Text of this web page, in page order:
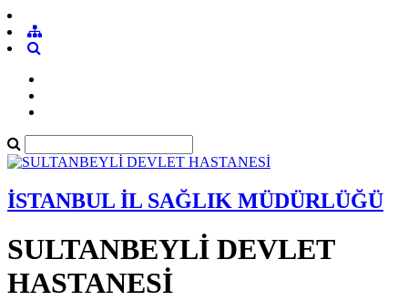
İSTANBUL İL SAĞLIK MÜDÜRLÜĞÜ
SULTANBEYLİ DEVLET
HASTANESİ